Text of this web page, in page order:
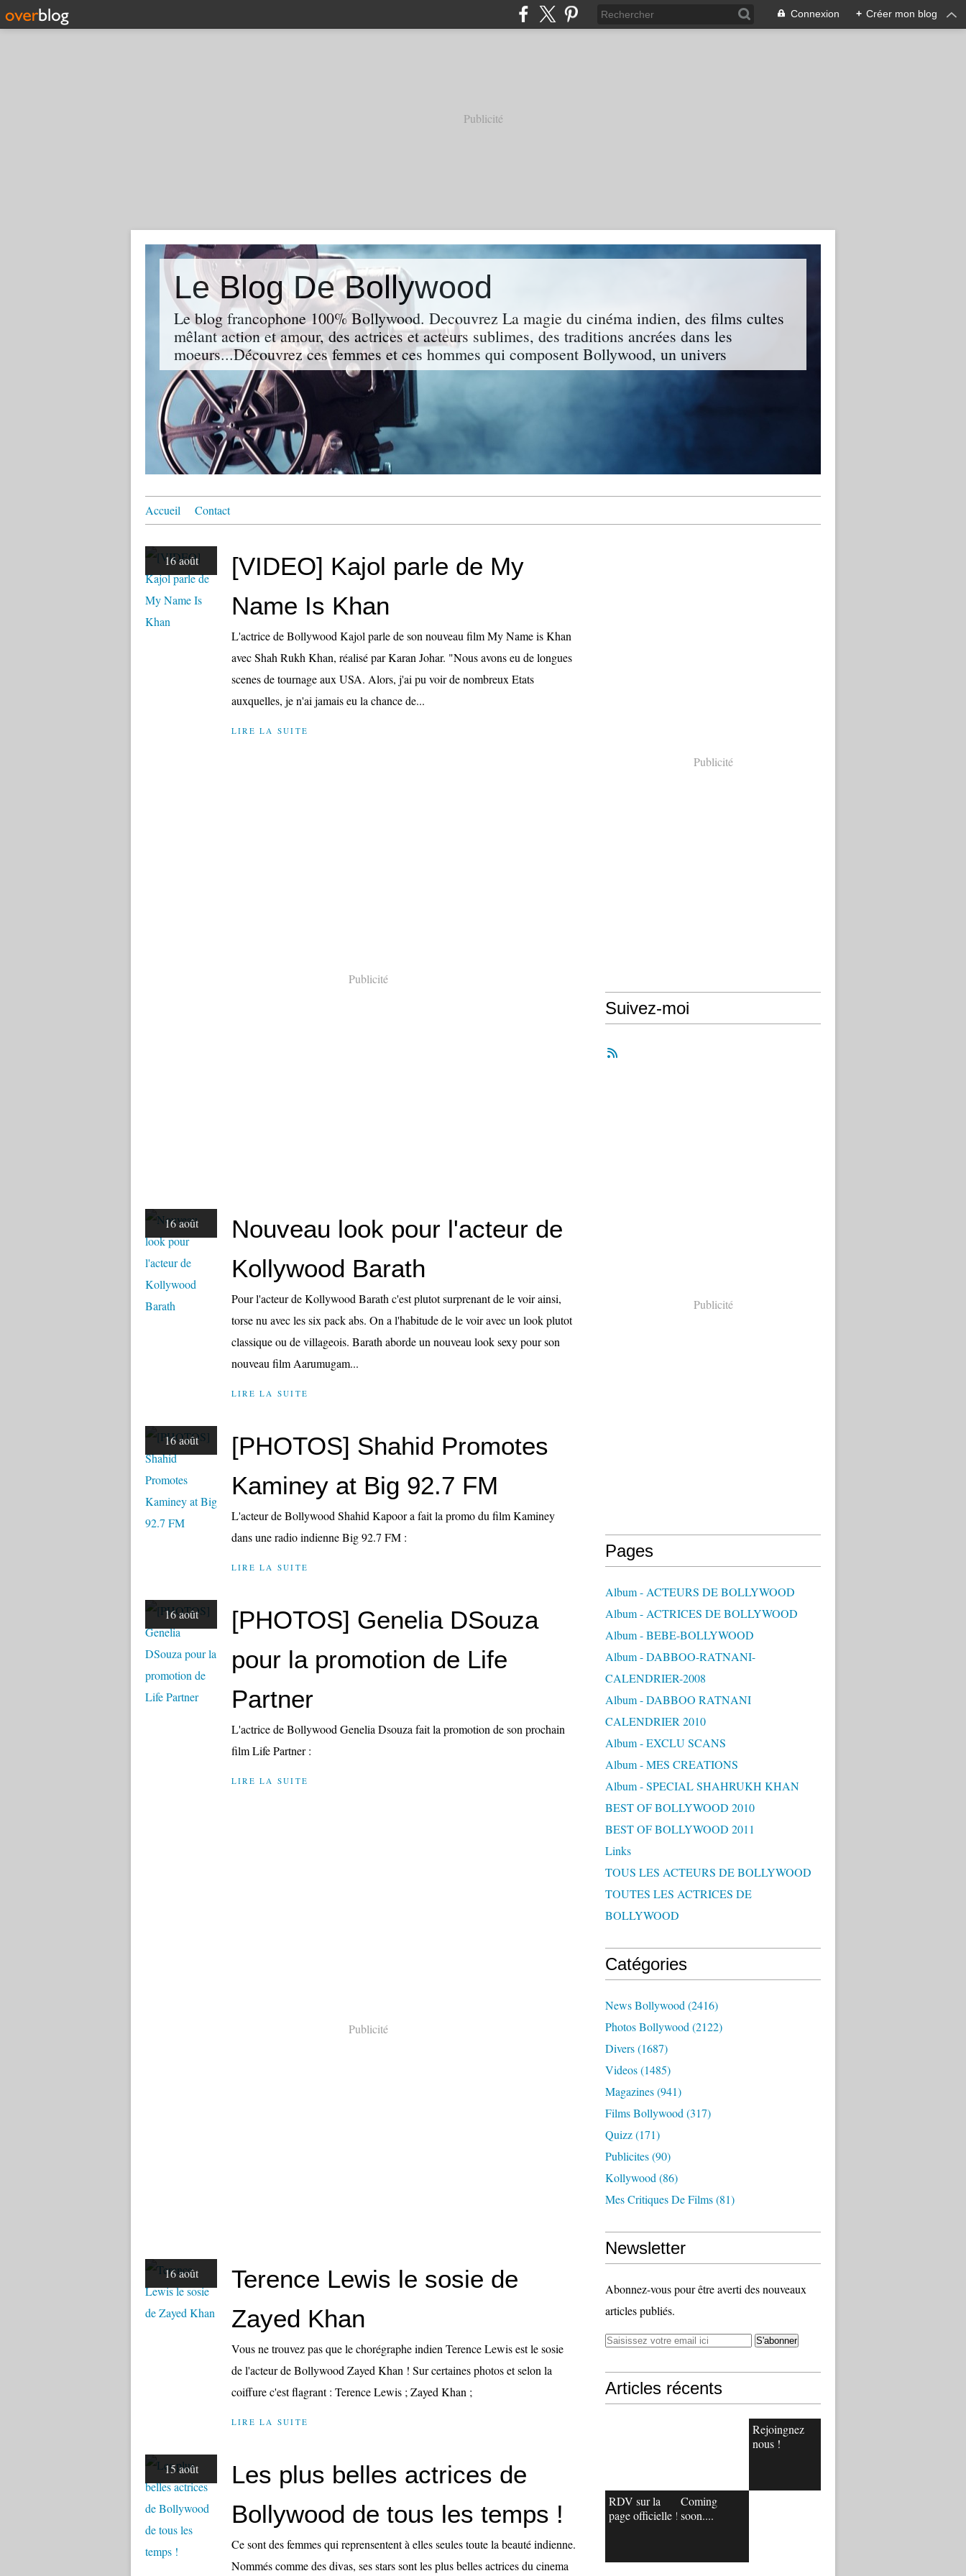
Connexion + Créer mon blog
Publicité
Le Blog De Bollywood
Le blog francophone 100% Bollywood. Decouvrez La magie du cinéma indien, des films cultes
mêlant action et amour, des actrices et acteurs sublimes, des traditions ancrées dans les
moeurs...Découvrez ces femmes et ces hommes qui composent Bollywood, un univers
Accueil Contact
16 août
[VIDEO] Kajol parle de My
Name Is Khan
L'actrice de Bollywood Kajol parle de son nouveau film My Name is Khan
avec Shah Rukh Khan, réalisé par Karan Johar. "Nous avons eu de longues
scenes de tournage aux USA. Alors, j'ai pu voir de nombreux Etats
auxquelles, je n'ai jamais eu la chance de...
LIRE LA SUITE
Publicité
16 août
Nouveau look pour l'acteur de
Kollywood Barath
Pour l'acteur de Kollywood Barath c'est plutot surprenant de le voir ainsi,
torse nu avec les six pack abs. On a l'habitude de le voir avec un look plutot
classique ou de villageois. Barath aborde un nouveau look sexy pour son
nouveau film Aarumugam...
LIRE LA SUITE
16 août
[PHOTOS] Shahid Promotes
Kaminey at Big 92.7 FM
L'acteur de Bollywood Shahid Kapoor a fait la promo du film Kaminey
dans une radio indienne Big 92.7 FM :
LIRE LA SUITE
16 août
[PHOTOS] Genelia DSouza
pour la promotion de Life
Partner
L'actrice de Bollywood Genelia Dsouza fait la promotion de son prochain
film Life Partner :
LIRE LA SUITE
Publicité
16 août
Terence Lewis le sosie de
Zayed Khan
Vous ne trouvez pas que le chorégraphe indien Terence Lewis est le sosie
de l'acteur de Bollywood Zayed Khan ! Sur certaines photos et selon la
coiffure c'est flagrant : Terence Lewis ; Zayed Khan ;
LIRE LA SUITE
15 août
Les plus belles actrices de
Bollywood de tous les temps !
Ce sont des femmes qui reprensentent à elles seules toute la beauté indienne.
Nommés comme des divas, ses stars sont les plus belles actrices du cinema
Publicité
Suivez-moi
Publicité
Pages
Album - ACTEURS DE BOLLYWOOD
Album - ACTRICES DE BOLLYWOOD
Album - BEBE-BOLLYWOOD
Album - DABBOO-RATNANI-
CALENDRIER-2008
Album - DABBOO RATNANI
CALENDRIER 2010
Album - EXCLU SCANS
Album - MES CREATIONS
Album - SPECIAL SHAHRUKH KHAN
BEST OF BOLLYWOOD 2010
BEST OF BOLLYWOOD 2011
Links
TOUS LES ACTEURS DE BOLLYWOOD
TOUTES LES ACTRICES DE
BOLLYWOOD
Catégories
News Bollywood (2416)
Photos Bollywood (2122)
Divers(1687)
Videos(1485)
Magazines(941)
Films Bollywood (317)
Quizz(171)
Publicites(90)
Kollywood (86)
Mes Critiques De Films(81)
Newsletter
Abonnez-vous pour être averti des nouveaux
articles publiés.
Articles récents
Rejoingnez
nous !
RDV sur la
page officielle !
Coming
soon....